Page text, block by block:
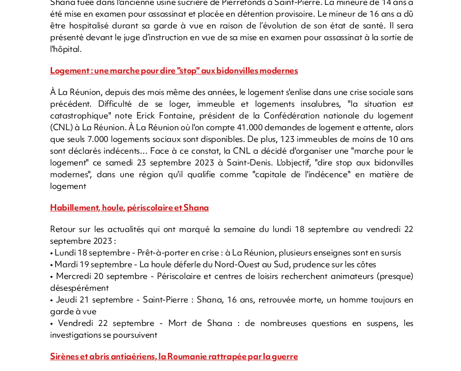
été mise en examen pour assassinat et placée en détention provisoire. Le mineur de 16 ans a dû
être hospitalisé durant sa garde à vue en raison de l’évolution de son état de santé. Il sera
présenté devant le juge d’instruction en vue de sa mise en examen pour assassinat à la sortie de
l'hôpital.
Logement : une marche pour dire "stop" aux bidonvilles modernes
À La Réunion, depuis des mois même des années, le logement s'enlise dans une crise sociale sans
précédent. Difficulté de se loger, immeuble et logements insalubres, "la situation est
catastrophique" note Erick Fontaine, président de la Confédération nationale du logement
(CNL) à La Réunion. À La Réunion où l'on compte 41.000 demandes de logement e attente, alors
que seuls 7.000 logements sociaux sont disponibles. De plus, 123 immeubles de moins de 10 ans
sont déclarés indécents… Face à ce constat, la CNL a décidé d'organiser une "marche pour le
logement" ce samedi 23 septembre 2023 à Saint-Denis. L'objectif, "dire stop aux bidonvilles
modernes", dans une région qu'il qualifie comme "capitale de l'indécence" en matière de
logement
Habillement, houle, périscolaire et Shana
Retour sur les actualités qui ont marqué la semaine du lundi 18 septembre au vendredi 22
septembre 2023 :
• Lundi 18 septembre - Prêt-à-porter en crise : à La Réunion, plusieurs enseignes sont en sursis
• Mardi 19 septembre - La houle déferle du Nord-Ouest au Sud, prudence sur les côtes
• Mercredi 20 septembre - Périscolaire et centres de loisirs recherchent animateurs (presque)
désespérément
• Jeudi 21 septembre - Saint-Pierre : Shana, 16 ans, retrouvée morte, un homme toujours en
garde à vue
• Vendredi 22 septembre - Mort de Shana : de nombreuses questions en suspens, les
investigations se poursuivent
Sirènes et abris antiaériens, la Roumanie rattrapée par la guerre